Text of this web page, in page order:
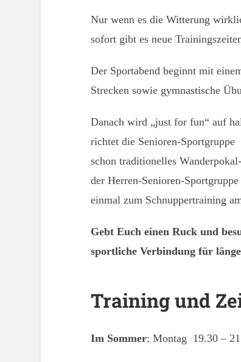
Nur wenn es die Witterung
sofort gibt es neue
Der Sportabend beginnt mit
Strecken sowie gymnastische
Danach wird „just for fun“ auf
richtet die Senioren-
schon traditionelles
der Herren-Senioren-
einmal zum Schnuppertraining
Gebt Euch einen Ruck und
sportliche Verbindung für
Training und
Im Sommer: Montag 19.30 –